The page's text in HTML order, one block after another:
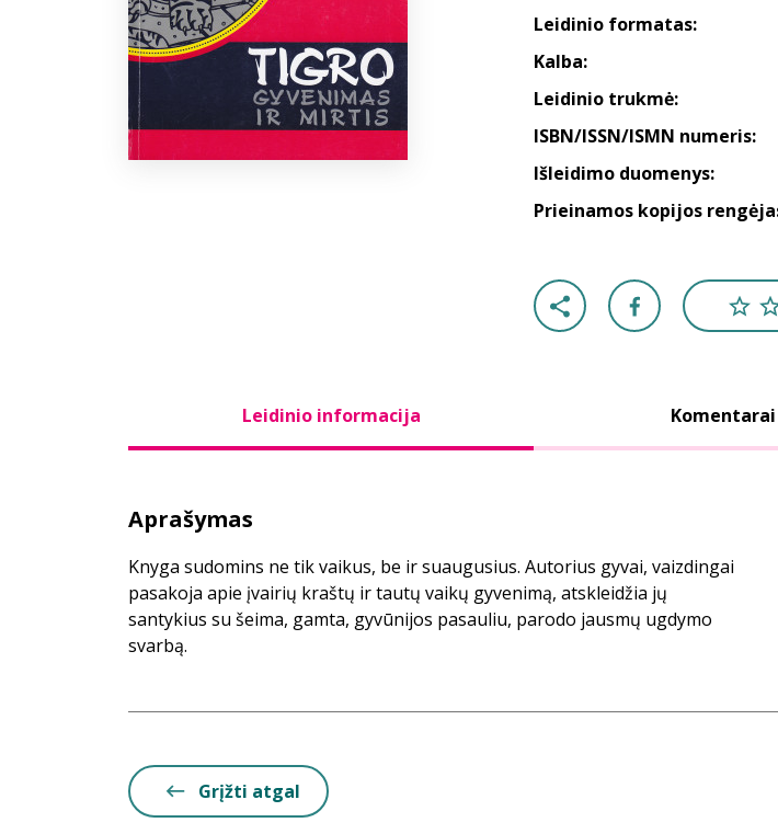
Leidinio formatas:
Kalba:
Leidinio trukmė:
ISBN/ISSN/ISMN numeris:
Išleidimo duomenys:
Prieinamos kopijos
Leidinio informacija Komentarai
Aprašymas
Knyga sudomins ne tik vaikus, be ir suaugusius. Autorius gyvai, vaizdingai
pasakoja apie įvairių kraštų ir tautų vaikų gyvenimą, atskleidžia jų
santykius su šeima, gamta, gyvūnijos pasauliu, parodo jausmų ugdymo
svarbą.
Grįžti atgal